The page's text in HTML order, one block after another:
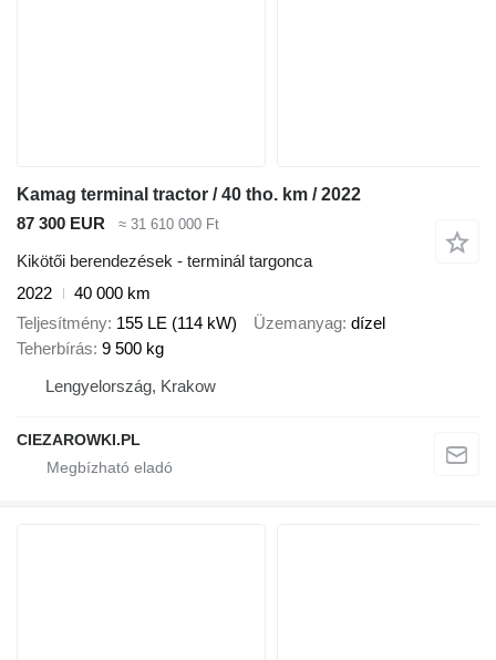
Kamag terminal tractor / 40 tho. km / 2022
87 300 EUR
≈ 31 610 000 Ft
Kikötői berendezések - terminál targonca
2022
40 000 km
Teljesítmény 155 LE (114 kW) Üzemanyag dízel
Teherbírás 9 500 kg
Lengyelország, Krakow
CIEZAROWKI.PL